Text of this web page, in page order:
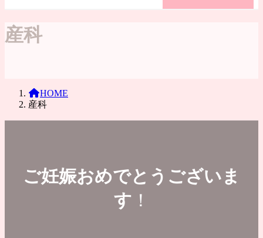
産科
HOME
産科
ご妊娠おめでとうございま
す ！